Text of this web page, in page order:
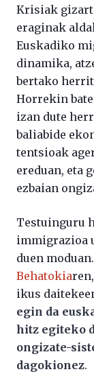
Krisiak
eraginak
Euskadiko
dinamika,
bertako
Horrekin
izan dute
baliabide
tentsioak
ereduan, eta
ezbaian
Testuinguru
immigrazioa
duen moduan.
Behatokia
ikus
egin da
hitz egiteko
ongizate-
dagokionez.